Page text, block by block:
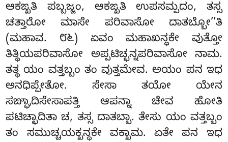
ಆಕಙ್ಖತಿ ಪಬ್ಬಜ್ಜಂ, ಆಕಙ್ಖತಿ ಉಪಸಮ್ಪದಂ, ತಸ್ಸ
ಚತ್ತಾರೋ ಮಾಸೇ ಪರಿವಾಸೋ ದಾತಬ್ಬೋ’’ತಿ
(ಮಹಾವ. ೮೬) ಏವಂ ಮಹಾಖನ್ಧಕೇ ವುತ್ತೋ
ತಿತ್ಥಿಯಪರಿವಾಸೋ ಅಪ್ಪಟಿಚ್ಛನ್ನಪರಿವಾಸೋ ನಾಮ.
ತತ್ಥ ಯಂ ವತ್ತಬ್ಬಂ ತಂ ವುತ್ತಮೇವ. ಅಯಂ ಪನ ಇಧ
ಅನಧಿಪ್ಪೇತೋ. ಸೇಸಾ ತಯೋ ಯೇನ
ಸಙ್ಘಾದಿಸೇಸಾಪತ್ತಿ ಆಪನ್ನಾ ಚೇವ ಹೋತಿ
ಪಟಿಚ್ಛಾದಿತಾ ಚ, ತಸ್ಸ ದಾತಬ್ಬಾ. ತೇಸು ಯಂ ವತ್ತಬ್ಬಂ
ತಂ ಸಮುಚ್ಚಯಕ್ಖನ್ಧಕೇ ವಕ್ಖಾಮ. ಏತೇ ಪನ ಇಧ